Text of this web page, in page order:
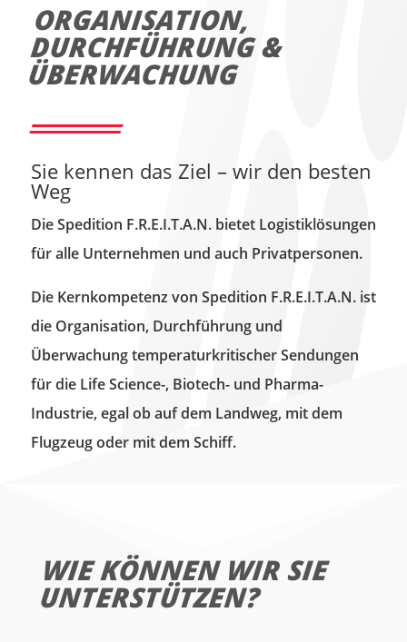
ORGANISATION,
DURCHFÜHRUNG &
ÜBERWACHUNG
Sie kennen das Ziel – wir den besten
Weg
Die Spedition F.R.E.I.T.A.N. bietet Logistiklösungen
für alle Unternehmen und auch Privatpersonen.
Die Kernkompetenz von Spedition F.R.E.I.T.A.N. ist
die Organisation, Durchführung und
Überwachung temperaturkritischer Sendungen
für die Life Science-, Biotech- und Pharma-
Industrie, egal ob auf dem Landweg, mit dem
Flugzeug oder mit dem Schiff.
WIE KÖNNEN WIR SIE
UNTERSTÜTZEN?